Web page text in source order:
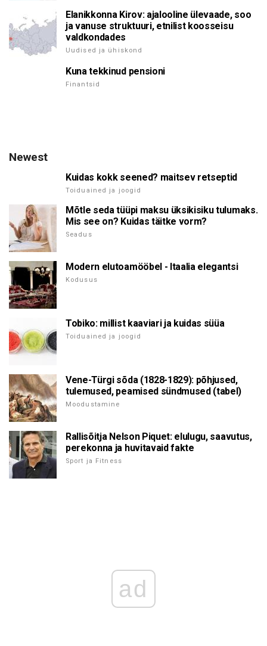
Elanikkonna Kirov: ajalooline ülevaade, soo
ja vanuse struktuuri, etnilist koosseisu
valdkondades
Uudised ja ühiskond
Kuna tekkinud pensioni
Finantsid
Newest
Kuidas kokk seened? maitsev retseptid
Toiduained ja joogid
Mõtle seda tüüpi maksu üksikisiku tulumaks.
Mis see on? Kuidas täitke vorm?
Seadus
Modern elutoamööbel - Itaalia elegantsi
Kodusus
Tobiko: millist kaaviari ja kuidas süüa
Toiduained ja joogid
Vene-Türgi sõda (1828-1829): põhjused,
tulemused, peamised sündmused (tabel)
Moodustamine
Rallisõitja Nelson Piquet: elulugu, saavutus,
perekonna ja huvitavaid fakte
Sport ja Fitness
ad